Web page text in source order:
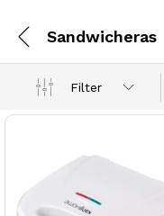
Sandwicheras
Filter